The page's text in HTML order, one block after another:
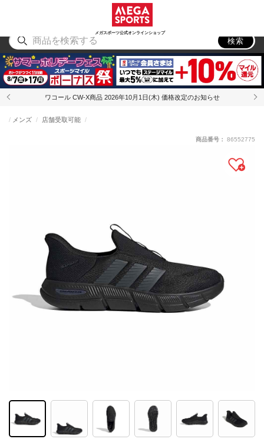
メガスポーツ公式オンラインショップ
アウトドア
検索
ワコール CW-X商品 2026年10月1日(木) 価格改定のお知らせ
メンズ 店舗受取可能
商品番号： 86552775